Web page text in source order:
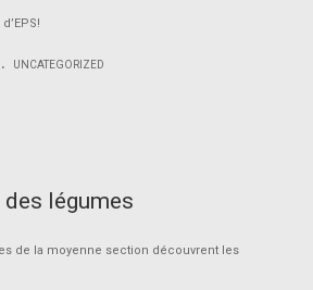
. UNCATEGORIZED
légumes
de la moyenne section découvrent les